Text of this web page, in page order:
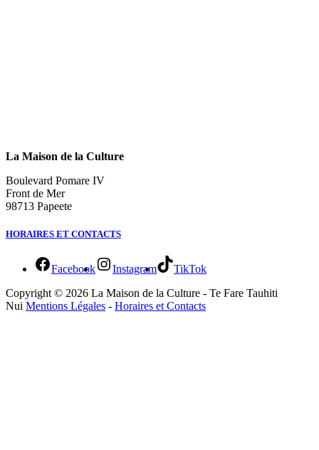
La Maison de la Culture
Boulevard Pomare IV
Front de Mer
98713 Papeete
HORAIRES ET CONTACTS
Facebook Instagram
TikTok
Copyright © 2026 La Maison de la Culture - Te Fare Tauhiti
Nui Mentions Légales - Horaires et Contacts